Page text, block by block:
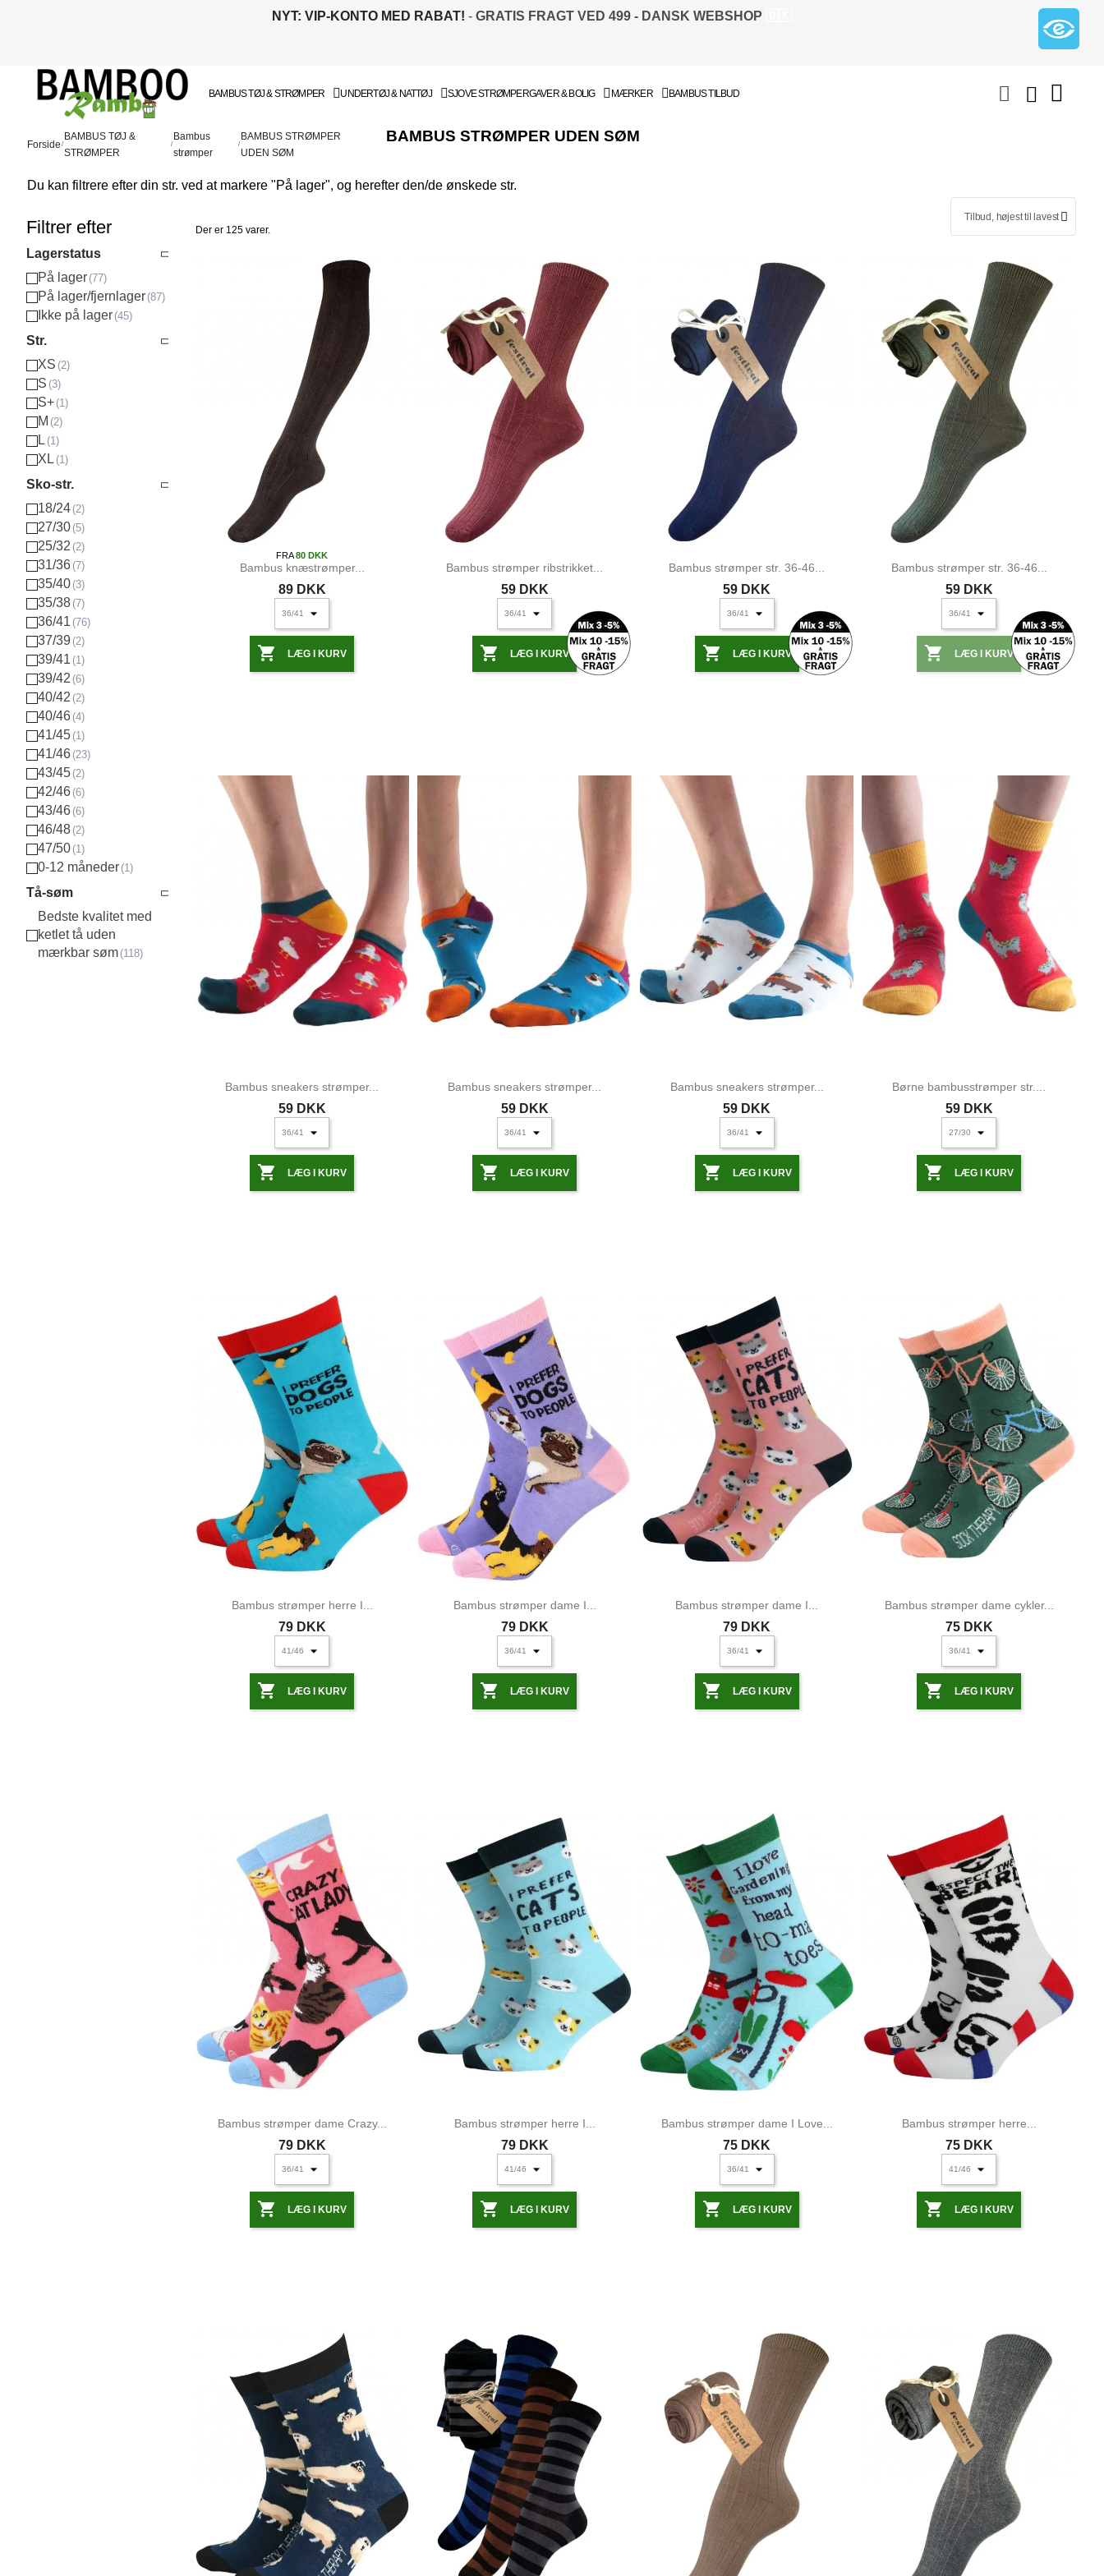
NYT: VIP-KONTO MED RABAT! -GRATIS FRAGT VED 499 - DANSK WEBSHOP
BAMBUS TØJ & STRØMPER UNDERTØJ & NATTØJ SJOVE STRØMPERGAVER & BOLIG MÆRKER BAMBUS TILBUD
Forside
BAMBUS TØJ &
STRØMPER
Bambus
strømper
BAMBUS STRØMPER
UDEN SØM
BAMBUS STRØMPER UDEN SØM
Du kan filtrere efter din str. ved at markere "På lager", og herefter den/de ønskede str.
Filtrer efter
Lagerstatus
På lager
På lager/fjernlager
Ikke på lager
Str.
XS
S
S+
M
L
XL
Sko-str.
18/24
27/30
25/32
31/36
35/40
35/38
36/41
37/39
39/41
39/42
40/42
40/46
41/45
41/46
43/45
42/46
43/46
46/48
47/50
0-12 måneder
Tå-søm
Bedste kvalitet med
ketlet tå uden
mærkbar søm
Der er 125 varer.
Bambus knæstrømper...
FRA80 DKK
89 DKK
 LÆG I KURV
Bambus strømper ribstrikket...
59 DKK
 LÆG I KURV
Bambus strømper str. 36-46...
59 DKK
 LÆG I KURV
Bambus strømper str. 36-46...
59 DKK
 LÆG I KURV
Bambus sneakers strømper...
59 DKK
 LÆG I KURV
Bambus sneakers strømper...
59 DKK
 LÆG I KURV
Bambus sneakers strømper...
59 DKK
 LÆG I KURV
Børne bambusstrømper str....
59 DKK
 LÆG I KURV
Bambus strømper herre I...
79 DKK
 LÆG I KURV
Bambus strømper dame I...
79 DKK
 LÆG I KURV
Bambus strømper dame I...
79 DKK
 LÆG I KURV
Bambus strømper dame cykler...
75 DKK
 LÆG I KURV
Bambus strømper dame Crazy...
79 DKK
 LÆG I KURV
Bambus strømper herre I...
79 DKK
 LÆG I KURV
Bambus strømper dame I Love...
75 DKK
 LÆG I KURV
Bambus strømper herre...
75 DKK
 LÆG I KURV